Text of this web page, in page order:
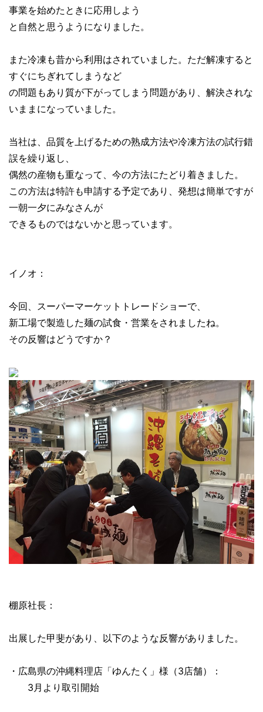
事業を始めたときに応用しよう
と自然と思うようになりました。
また冷凍も昔から利用はされていました。ただ解凍すると
すぐにちぎれてしまうなど
の問題もあり質が下がってしまう問題があり、解決されな
いままになっていました。
当社は、品質を上げるための熟成方法や冷凍方法の試行錯
誤を繰り返し、
偶然の産物も重なって、今の方法にたどり着きました。
この方法は特許も申請する予定であり、発想は簡単ですが
一朝一夕にみなさんが
できるものではないかと思っています。
イノオ：
今回、スーパーマーケットトレードショーで、
新工場で製造した麺の試食・営業をされましたね。
その反響はどうですか？
棚原社長：
出展した甲斐があり、以下のような反響がありました。
・広島県の沖縄料理店「ゆんたく」様（3店舗）：
3月より取引開始